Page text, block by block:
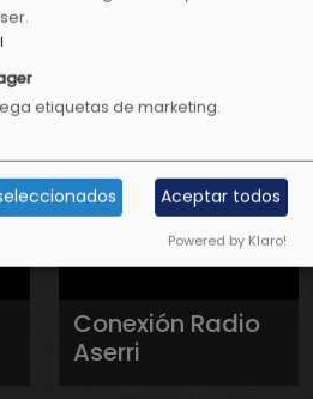
Conexión Radio
Aserri
etiquetas de marketing.
Aceptar todos
Powered by Klaro!